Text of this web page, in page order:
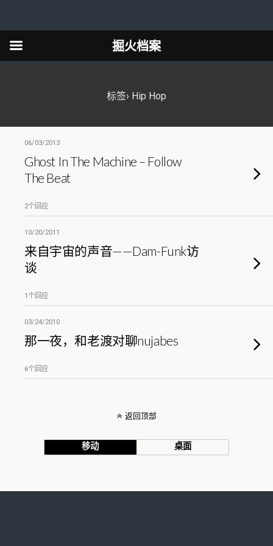
标签› Hip Hop
06/03/2013
Ghost In The Machine – Follow
The Beat
2个回应
10/20/2011
来自宇宙的声音——Dam-Funk访
谈
1个回应
03/24/2010
那一夜，和老渡对聊nujabes
6个回应
返回顶部
移动 桌面
掘火档案